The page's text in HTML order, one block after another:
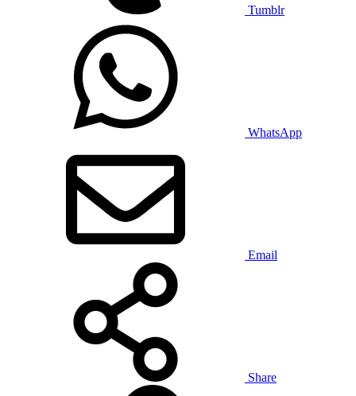
Tumblr
WhatsApp
Email
Share